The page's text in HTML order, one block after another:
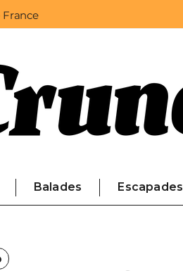
France
Balades Escapades